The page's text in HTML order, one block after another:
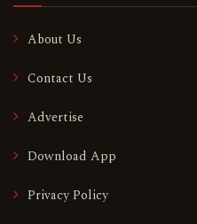
About Us
Contact Us
Advertise
Download App
Privacy Policy